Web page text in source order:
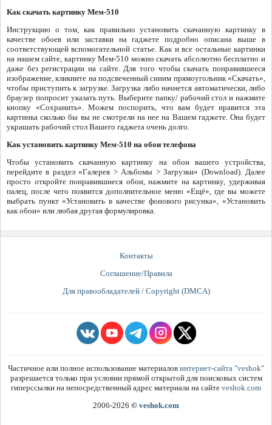
Как скачать картинку Мем-510
Инструкцию о том, как правильно установить скачанную картинку в
качестве обоев или заставки на гаджете подробно описана выше в
соответствующей вспомогательной статье. Как и все остальные картинки
на нашем сайте, картинку Мем-510 можно скачать абсолютно бесплатно и
даже без регистрации на сайте. Для того чтобы скачать понравившееся
изображение, кликните на подсвеченный синим прямоугольник «Скачать»,
чтобы приступить к загрузке. Загрузка либо начнется автоматически, либо
браузер попросит указать путь. Выберите папку/ рабочий стол и нажмите
кнопку «Сохранить». Можем поспорить, что вам будет нравится эта
картинка сколько бы вы не смотрели на нее на Вашем гаджете. Она будет
украшать рабочий стол Вашего гаджета очень долго.
Как установить картинку Мем-510 на обои телефона
Чтобы установить скачанную картинку на обои вашего устройства,
перейдите в раздел «Галерея > Альбомы > Загрузки» (Download). Далее
просто откройте понравившиеся обои, нажмите на картинку, удерживая
палец, после чего появится дополнительное меню «Ещё», где вы можете
выбрать пункт «Установить в качестве фонового рисунка», «Установить
как обои» или любая другая формулировка.
Контакты
Соглашение/Правила
Для правообладателей / Copyright (DMCA)
Частичное или полное использование материалов интернет-сайта "veshok"
разрешается только при условии прямой открытой для поисковых систем
гиперссылки на непосредственный адрес материала на сайте veshok.com
2006-2026 © veshok.com